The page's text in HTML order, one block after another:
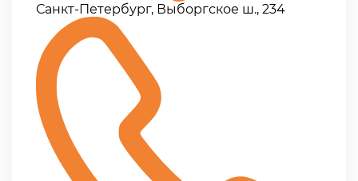
Санкт-Петербург, Выборгское ш., 234